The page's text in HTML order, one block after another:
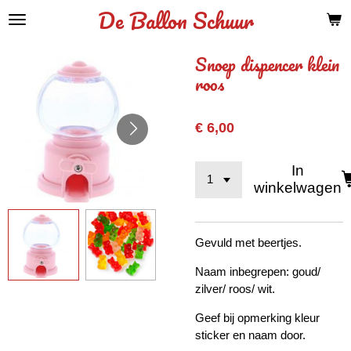
Ga
hoofdinhoud
De Ballon Schuur
Snoep dispencer klein
roos
€ 6,00
In
winkelwagen
Gevuld met beertjes.
Naam inbegrepen: goud/
zilver/ roos/ wit.
Geef bij opmerking kleur
sticker en naam door.